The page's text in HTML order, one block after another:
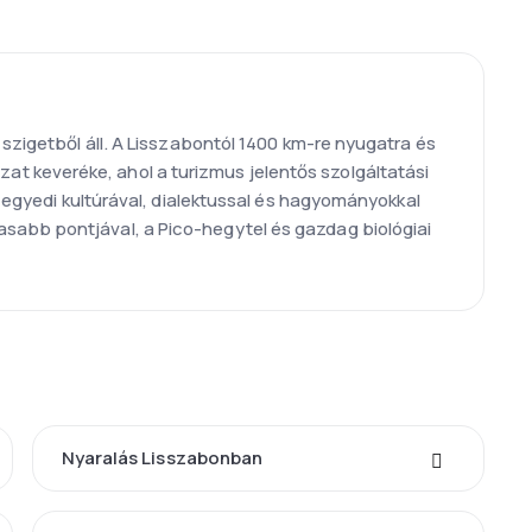
áll. A Lisszabontól 1400 km-re nyugatra és
keveréke, ahol a turizmus jelentős szolgáltatási
kultúrával, dialektussal és hagyományokkal
pontjával, a Pico-hegytel és gazdag biológiai
Nyaralás Lisszabonban